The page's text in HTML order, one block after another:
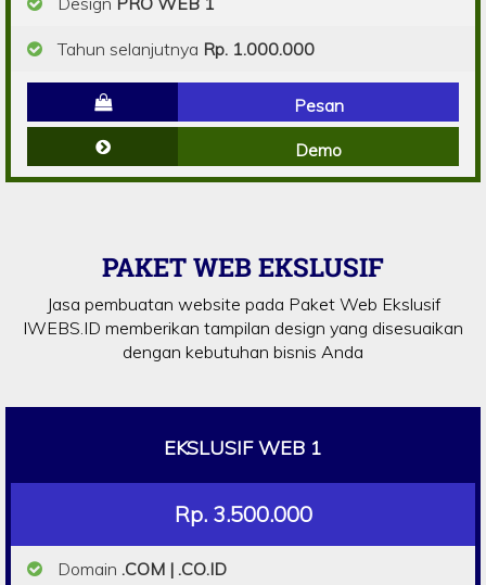
Tahun selanjutnya Rp. 1.000.000
Pesan
Demo
PAKET WEB EKSLUSIF
Jasa pembuatan website pada Paket Web Ekslusif
IWEBS.ID memberikan tampilan design yang disesuaikan
dengan kebutuhan bisnis Anda
EKSLUSIF WEB 1
Rp. 3.500.000
Domain .COM | .CO.ID